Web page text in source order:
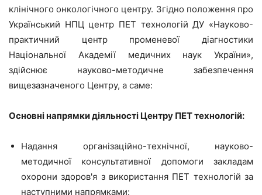
клінічного онкологічного центру. Згідно положення про
Український НПЦ центр ПЕТ технологій ДУ «Науково-
практичний центр променевої діагностики
Національної Академії медичних наук України»,
здійснює науково-методичне забезпечення
вищезазначеного Центру, а саме:
Основні напрямки діяльності Центру ПЕТ технологій:
Надання організаційно-технічної, науково-
методичної консультативної допомоги закладам
охорони здоров'я з використання ПЕТ технологій за
наступними напрямками: